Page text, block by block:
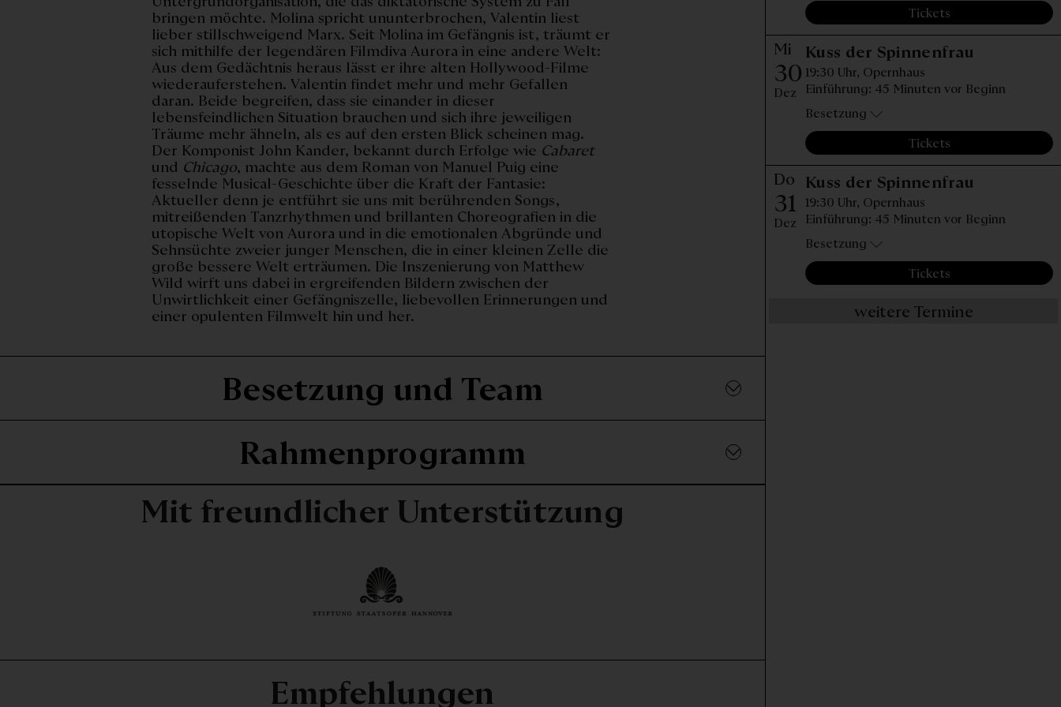
bringen möchte. Molina spricht ununterbrochen, Valentin liest
lieber stillschweigend Marx. Seit Molina im Gefängnis ist, träumt er
sich mithilfe der legendären Filmdiva Aurora in eine andere Welt:
Aus dem Gedächtnis heraus lässt er ihre alten Hollywood-Filme
wiederauferstehen. Valentin findet mehr und mehr Gefallen
daran. Beide begreifen, dass sie einander in dieser
lebensfeindlichen Situation brauchen und sich ihre jeweiligen
Träume mehr ähneln, als es auf den ersten Blick scheinen mag.
Der Komponist John Kander, bekannt durch Erfolge wie Cabaret
und Chicago, machte aus dem Roman von Manuel Puig eine
fesselnde Musical-Geschichte über die Kraft der Fantasie:
Aktueller denn je entführt sie uns mit berührenden Songs,
mitreißenden Tanzrhythmen und brillanten Choreografien in die
utopische Welt von Aurora und in die emotionalen Abgründe und
Sehnsüchte zweier junger Menschen, die in einer kleinen Zelle die
große bessere Welt erträumen. Die Inszenierung von Matthew
Wild wirft uns dabei in ergreifenden Bildern zwischen der
Unwirtlichkeit einer Gefängniszelle, liebevollen Erinnerungen und
einer opulenten Filmwelt hin und her.
Tickets
Mi
30
Dez
Kuss der Spinnenfrau
19:30 Uhr, Opernhaus
Einführung: 45 Minuten vor Beginn
Besetzung
Tickets
Do
31
Dez
Kuss der Spinnenfrau
19:30 Uhr, Opernhaus
Einführung: 45 Minuten vor Beginn
Besetzung
Tickets
weitere Termine
Besetzung und Team
Rahmenprogramm
Mit freundlicher Unterstützung
Empfehlungen